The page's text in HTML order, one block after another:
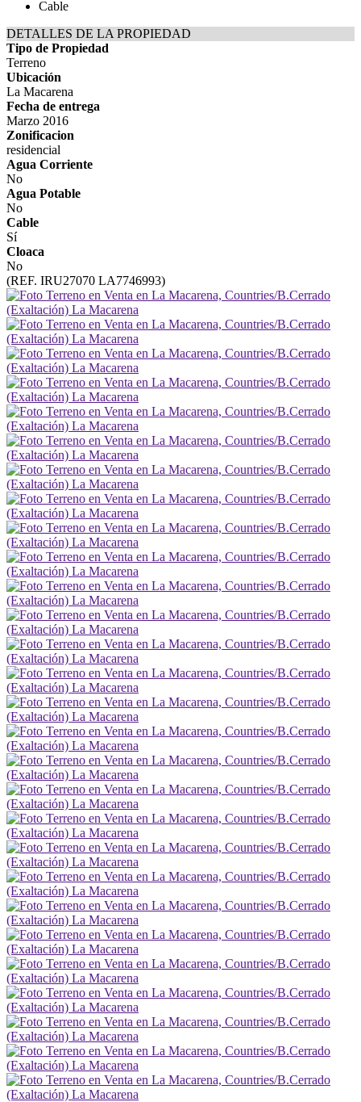
Cable
DETALLES DE LA PROPIEDAD
Tipo de Propiedad
Terreno
Ubicación
La Macarena
Fecha de entrega
Marzo 2016
Zonificacion
residencial
Agua Corriente
No
Agua Potable
No
Cable
Sí
Cloaca
No
(REF. IRU27070 LA7746993)